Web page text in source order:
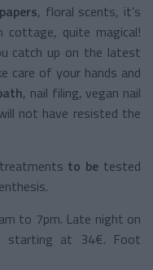
, floral scents, it’s
cottage, quite magical!
catch up on the latest
care of your hands and
, nail filing, vegan nail
not have resisted the
to be tested
to 7pm. Late night on
starting at 34€. Foot